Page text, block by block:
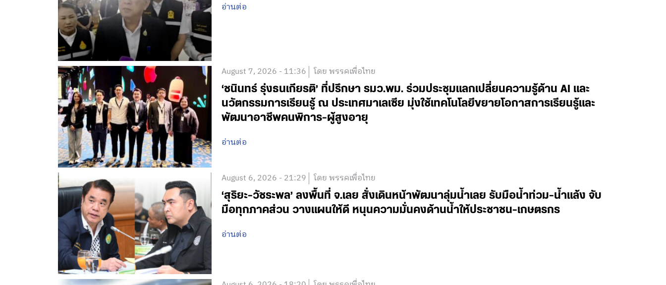
อ่านต่อ
August 7, 2026 - 11:36 โดย พรรคเพื่อไทย
‘ชนินทร์ รุ่งธนเกียรติ’ ที่ปรึกษา รมว.พม. ร่วมประชุมแลกเปลี่ยนความรู้ด้าน AI และ
นวัตกรรมการเรียนรู้ ณ ประเทศมาเลเซีย มุ่งใช้เทคโนโลยีขยายโอกาสการเรียนรู้และ
พัฒนาอาชีพคนพิการ-ผู้สูงอายุ
อ่านต่อ
August 6, 2026 - 21:29 โดย พรรคเพื่อไทย
‘สุริยะ-วัชระพล’ ลงพื้นที่ จ.เลย สั่งเดินหน้าพัฒนาลุ่มน้ำเลย รับมือน้ำท่วม-น้ำแล้ง จับ
มือทุกภาคส่วน วางแผนให้ดี หนุนความมั่นคงด้านน้ำให้ประชาชน-เกษตรกร
อ่านต่อ